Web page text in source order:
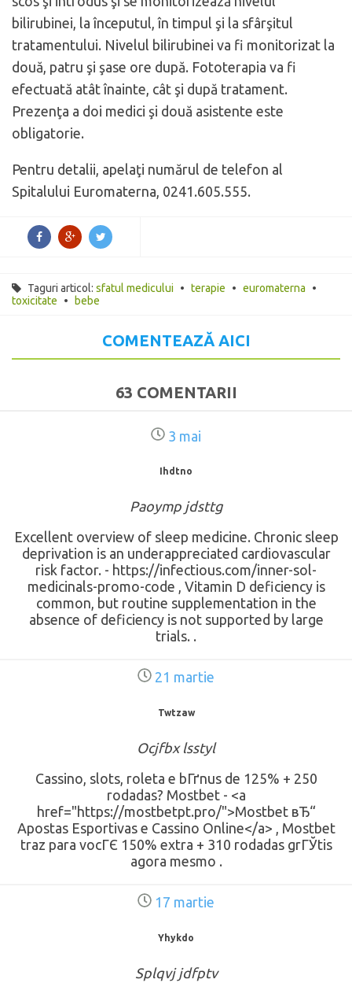
bilirubinei, la începutul, în timpul şi la sfârşitul
tratamentului. Nivelul bilirubinei va fi monitorizat la
două, patru şi şase ore după. Fototerapia va fi
efectuată atât înainte, cât şi după tratament.
Prezenţa a doi medici şi două asistente este
obligatorie.
Pentru detalii, apelaţi numărul de telefon al
Spitalului Euromaterna, 0241.605.555.
Taguri articol: sfatul medicului • terapie • euromaterna
•
toxicitate
• bebe
COMENTEAZĂ AICI
63 COMENTARII
3 mai
Ihdtno
Paoymp jdsttg
Excellent overview of sleep medicine. Chronic sleep
deprivation is an underappreciated cardiovascular
risk factor. - https://infectious.com/inner-sol-
medicinals-promo-code , Vitamin D deficiency is
common, but routine supplementation in the
absence of deficiency is not supported by large
trials. .
21 martie
Twtzaw
Ocjfbx lsstyl
Cassino, slots, roleta e bГґnus de 125% + 250
rodadas? Mostbet - <a
href="https://mostbetpt.pro/">Mostbet вЂ“
Apostas Esportivas e Cassino Online</a> , Mostbet
traz para vocГЄ 150% extra + 310 rodadas grГЎtis
agora mesmo .
17 martie
Yhykdo
Splqvj jdfptv